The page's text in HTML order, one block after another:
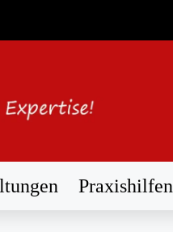
Praxishilfen